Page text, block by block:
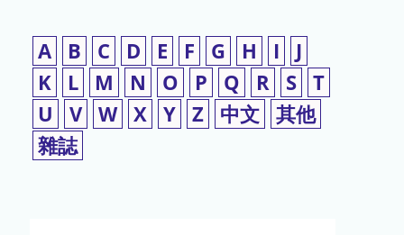
A B C D E F G H I
J
K
L M N O P Q R S T
U
V W X Y Z 中文 其他
雜誌